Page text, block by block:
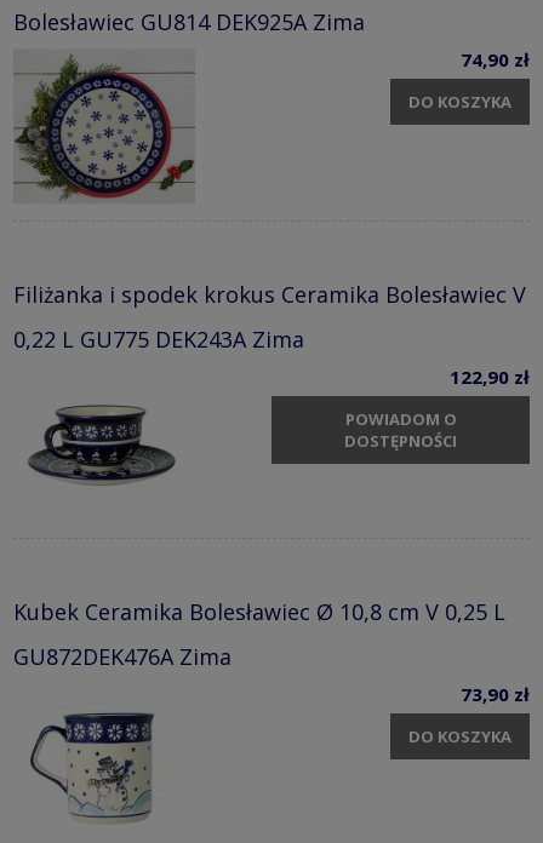
Bolesławiec GU814 DEK925A Zima
74,90 zł
DO KOSZYKA
Filiżanka i spodek krokus Ceramika Bolesławiec V
0,22 L GU775 DEK243A Zima
122,90 zł
POWIADOM O
DOSTĘPNOŚCI
Kubek Ceramika Bolesławiec Ø 10,8 cm V 0,25 L
GU872DEK476A Zima
73,90 zł
DO KOSZYKA